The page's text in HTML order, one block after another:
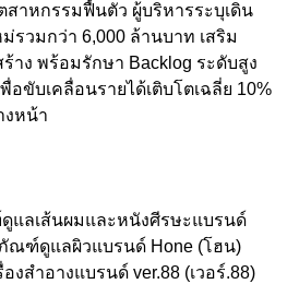
าหกรรมฟื้นตัว ผู้บริหารระบุเดิน
รวมกว่า 6,000 ล้านบาท เสริม
าง พร้อมรักษา Backlog ระดับสูง
อขับเคลื่อนรายได้เติบโตเฉลี่ย 10%
งหน้า
แลเส้นผมและหนังศีรษะแบรนด์
ณฑ์ดูแลผิวแบรนด์ Hone (โฮน)
สำอางแบรนด์ ver.88 (เวอร์.88)